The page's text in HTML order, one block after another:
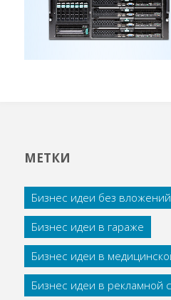
МЕТКИ
Бизнес идеи без вложений
Бизнес идеи в гараже
Бизнес идеи в
Бизнес идеи в рекламной